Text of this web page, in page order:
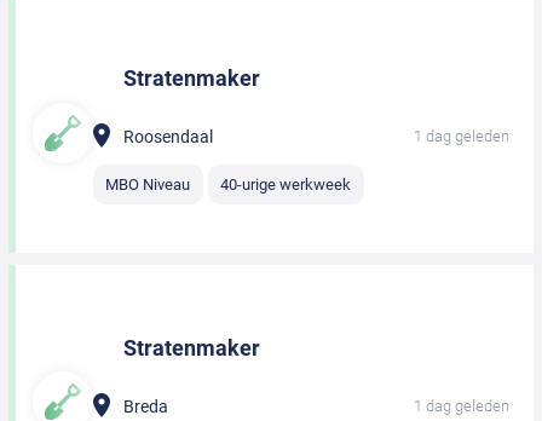
Stratenmaker
Roosendaal 1 dag geleden
MBO Niveau 40-urige werkweek
Stratenmaker
Breda 1 dag geleden